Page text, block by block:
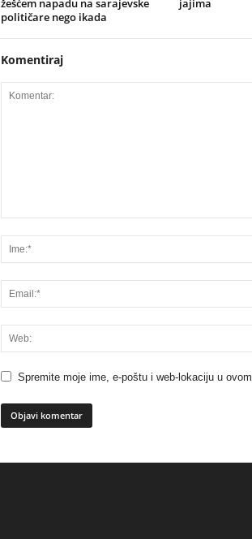
žešćem napadu na sarajevske
političare nego ikada
jajima
Komentiraj
Spremite moje ime, e-poštu i web-lokaciju u